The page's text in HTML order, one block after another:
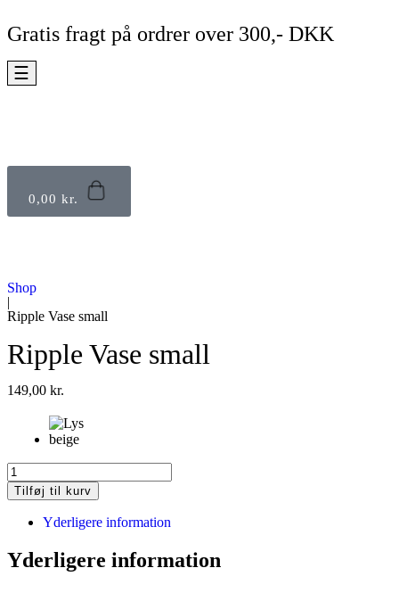
Gratis fragt på ordrer over 300,- DKK
☰
0,00 kr.
Shop
|
Ripple Vase small
Ripple Vase small
149,00 kr.
Tilføj til kurv
Yderligere information
Yderligere information